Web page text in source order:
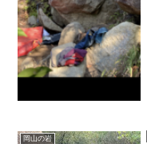
岡山の岩